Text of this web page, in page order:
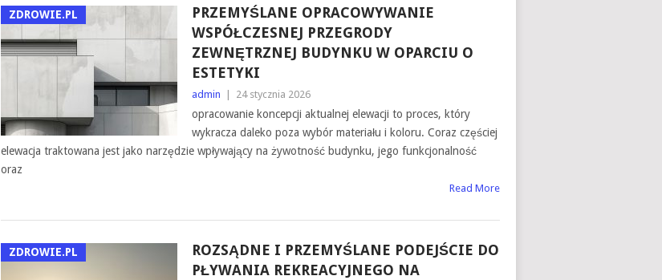
ZDROWIE.PL
PRZEMYŚLANE OPRACOWYWANIE
WSPÓŁCZESNEJ PRZEGRODY
ZEWNĘTRZNEJ BUDYNKU W OPARCIU O
ESTETYKI
admin 24 stycznia 2026
opracowanie koncepcji aktualnej elewacji to proces, który
wykracza daleko poza wybór materiału i koloru. Coraz częściej
elewacja traktowana jest jako narzędzie wpływający na żywotność budynku, jego funkcjonalność
oraz
Read More
ZDROWIE.PL
ROZSĄDNE I PRZEMYŚLANE PODEJŚCIE DO
PŁYWANIA REKREACYJNEGO NA